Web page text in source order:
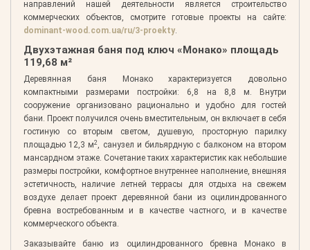
направлений нашей деятельности является строительство
коммерческих объектов, смотрите готовые проекты на сайте:
dominant-wood.com.ua/ru/3-proekty
Двухэтажная баня под ключ «Монако» площадь
119,68 м²
Деревянная баня Монако характеризуется довольно
компактными размерами постройки: 6,8 на 8,8 м. Внутри
сооружение организовано рационально и удобно для гостей
бани. Проект получился очень вместительным, он включает в себя
гостиную со вторым светом, душевую, просторную парилку
площадью 12,3 м2 , санузел и бильярдную с балконом на втором
мансардном этаже. Сочетание таких характеристик как небольшие
размеры постройки, комфортное внутреннее наполнение, внешняя
эстетичность, наличие летней террасы для отдыха на свежем
воздухе делает проект деревянной бани из оцилиндрованного
бревна востребованным и в качестве частного, и в качестве
коммерческого объекта.
Заказывайте баню из оцилиндрованного бревна Монако в